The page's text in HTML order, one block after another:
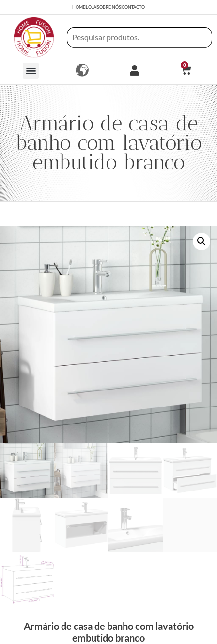
HOMELOJASOBRE NÓSCONTACTO
0
Armário de casa de
banho com lavatório
embutido branco
Armário de casa de banho com lavatório
embutido branco